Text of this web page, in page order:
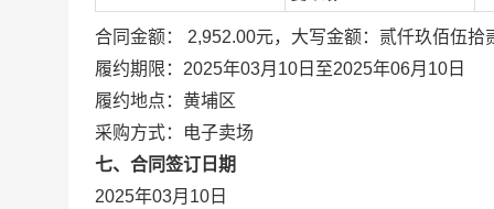
合同金额： 2,952.00元，大写金额：贰仟玖佰伍拾
履约期限：2025年03月10日至2025年06月10日
履约地点：黄埔区
采购方式：电子卖场
七、合同签订日期
2025年03月10日